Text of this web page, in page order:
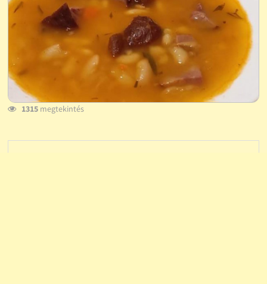
1315megtekintés